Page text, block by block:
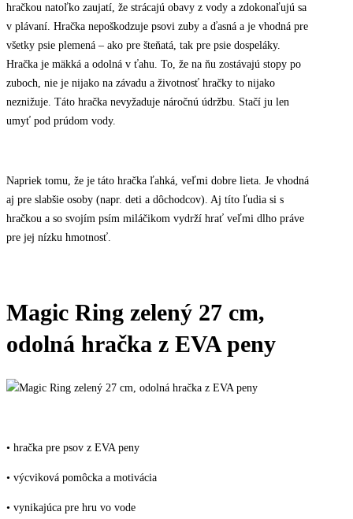
hračkou natoľko zaujatí, že strácajú obavy z vody a zdokonaľujú sa
v plávaní. Hračka nepoškodzuje psovi zuby a ďasná a je vhodná pre
všetky psie plemená – ako pre šteňatá, tak pre psie dospeláky.
Hračka je mäkká a odolná v ťahu. To, že na ňu zostávajú stopy po
zuboch, nie je nijako na závadu a životnosť hračky to nijako
neznižuje. Táto hračka nevyžaduje náročnú údržbu. Stačí ju len
umyť pod prúdom vody.
Napriek tomu, že je táto hračka ľahká, veľmi dobre lieta. Je vhodná
aj pre slabšie osoby (napr. deti a dôchodcov). Aj títo ľudia si s
hračkou a so svojím psím miláčikom vydrží hrať veľmi dlho práve
pre jej nízku hmotnosť.
Magic Ring zelený 27 cm,
odolná hračka z EVA peny
• hračka pre psov z EVA peny
• výcviková pomôcka a motivácia
• vynikajúca pre hru vo vode